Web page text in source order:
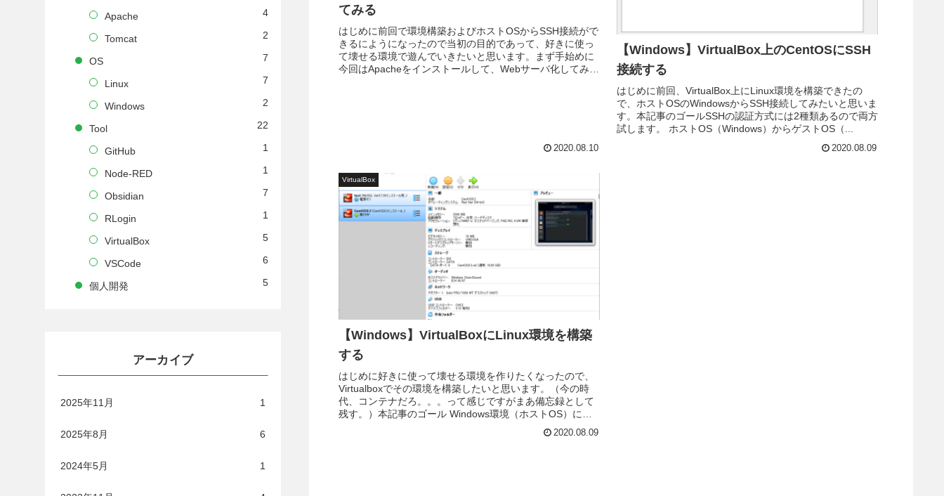
てみる
はじめに前回で環境構築およびホストOSからSSH接続がで
きるにようになったので当初の目的であって、好きに使っ
て壊せる環境で遊んでいきたいと思います。まず手始めに
今回はApacheをインストールして、Webサーバ化してみた
2020.08.10
【Windows】VirtualBox上のCentOSにSSH
接続する
はじめに前回、VirtualBox上にLinux環境を構築できたの
で、ホストOSのWindowsからSSH接続してみたいと思いま
す。本記事のゴールSSHの認証方式には2種類あるので両方
試します。 ホストOS（Windows）からゲストOS（...
2020.08.09
VirtualBox
【Windows】VirtualBoxにLinux環境を構築
する
はじめに好きに使って壊せる環境を作りたくなったので、
Virtualboxでその環境を構築したいと思います。（今の時
代、コンテナだろ。。。って感じですがまあ備忘録として
残す。）本記事のゴール Windows環境（ホストOS）に
2020.08.09
Apache 4
Tomcat 2
OS 7
Linux 7
Windows 2
Tool 22
GitHub 1
Node-RED 1
Obsidian 7
RLogin 1
VirtualBox 5
VSCode 6
個人開発 5
アーカイブ
2025年11月 1
2025年8月 6
2024年5月 1